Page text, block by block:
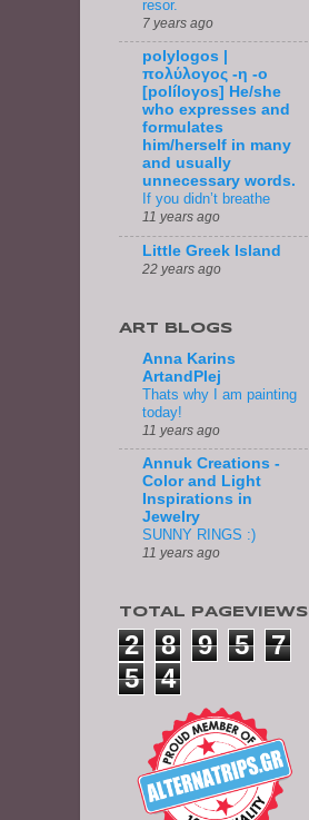
resor.
7 years ago
polylogos |
πολύλογος -η -ο
[políloγos] He/she
who expresses and
formulates
him/herself in many
and usually
unnecessary words.
If you didn’t breathe
11 years ago
Little Greek Island
22 years ago
ART BLOGS
Anna Karins
ArtandPlej
Thats why I am painting
today!
11 years ago
Annuk Creations -
Color and Light
Inspirations in
Jewelry
SUNNY RINGS :)
11 years ago
TOTAL PAGEVIEWS
2 8 9 5
7
5
4